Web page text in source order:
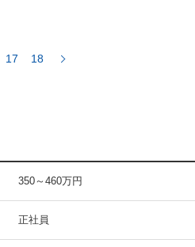
17 18
350～460万円
正社員